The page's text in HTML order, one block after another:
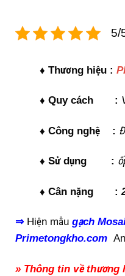
5/
♦ Thương hiệu :
♦ Quy cách :
♦ Công nghệ :
♦ Sử dụng :
♦ Cân nặng :
⇒ Hiện mẫu gạch
Primetongkho.com
» Thông tin về thương